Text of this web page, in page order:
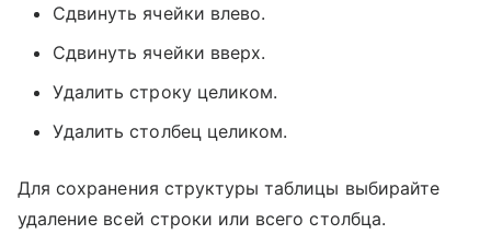
Сдвинуть ячейки влево.
Сдвинуть ячейки вверх.
Удалить строку целиком.
Удалить столбец целиком.
Для сохранения структуры таблицы выбирайте
удаление всей строки или всего столбца.